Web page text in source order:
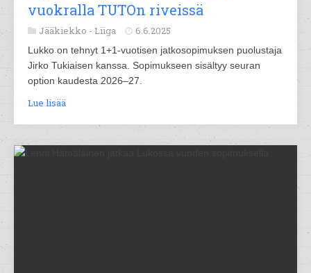
vuokralla TUTOn riveissä
Jääkiekko - Liiga 6.6.2025
Lukko on tehnyt 1+1-vuotisen jatkosopimuksen puolustaja
Jirko Tukiaisen kanssa. Sopimukseen sisältyy seuran
option kaudesta 2026–27.
Lue lisää